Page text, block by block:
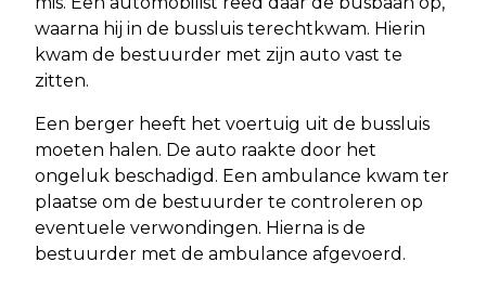
waarna hij in de bussluis terechtkwam. Hierin
kwam de bestuurder met zijn auto vast te
zitten.
Een berger heeft het voertuig uit de bussluis
moeten halen. De auto raakte door het
ongeluk beschadigd. Een ambulance kwam ter
plaatse om de bestuurder te controleren op
eventuele verwondingen. Hierna is de
bestuurder met de ambulance afgevoerd.